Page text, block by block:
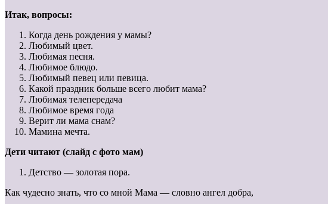
Итак, вопросы:
Когда день рождения у мамы?
Любимый цвет.
Любимая песня.
Любимое блюдо.
Любимый певец или певица.
Какой праздник больше всего любит мама?
Любимая телепередача
Любимое время года
Верит ли мама снам?
Мамина мечта.
Дети читают (слайд с фото мам)
Детство — золотая пора.
Как чудесно знать, что со мной Мама — словно ангел добра,